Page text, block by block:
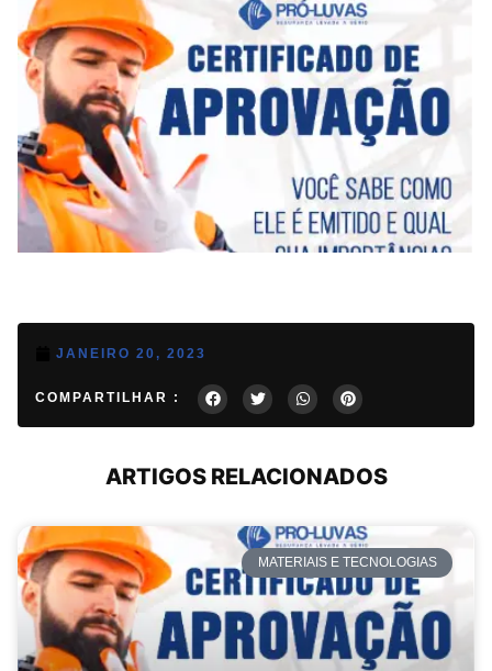
JANEIRO 20, 2023
COMPARTILHAR :
ARTIGOS RELACIONADOS
MATERIAIS E TECNOLOGIAS